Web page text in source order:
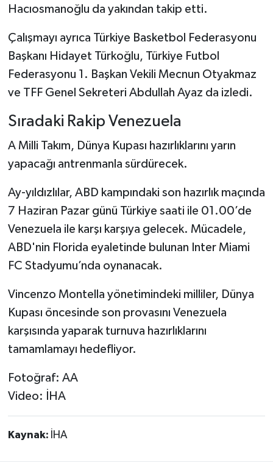
Hacıosmanoğlu da yakından takip etti.
Çalışmayı ayrıca Türkiye Basketbol Federasyonu
Başkanı Hidayet Türkoğlu, Türkiye Futbol
Federasyonu 1. Başkan Vekili Mecnun Otyakmaz
ve TFF Genel Sekreteri Abdullah Ayaz da izledi.
Sıradaki Rakip Venezuela
A Milli Takım, Dünya Kupası hazırlıklarını yarın
yapacağı antrenmanla sürdürecek.
Ay-yıldızlılar, ABD kampındaki son hazırlık maçında
7 Haziran Pazar günü Türkiye saati ile 01.00’de
Venezuela ile karşı karşıya gelecek. Mücadele,
ABD'nin Florida eyaletinde bulunan Inter Miami
FC Stadyumu’nda oynanacak.
Vincenzo Montella yönetimindeki milliler, Dünya
Kupası öncesinde son provasını Venezuela
karşısında yaparak turnuva hazırlıklarını
tamamlamayı hedefliyor.
Fotoğraf: AA
Video: İHA
Kaynak: İHA